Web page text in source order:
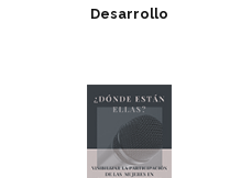
Desarrollo